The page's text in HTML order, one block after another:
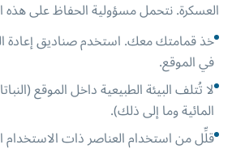
العسكرة. نتحمل مسؤولية الحفاظ على هذه
خذ قمامتك معك. استخدم صناديق إعادة
في الموقع.
لا تُتلف البيئة الطبيعية داخل الموقع
المائية وما إلى ذلك).
قلِّل من استخدام العناصر ذات الاستخدام